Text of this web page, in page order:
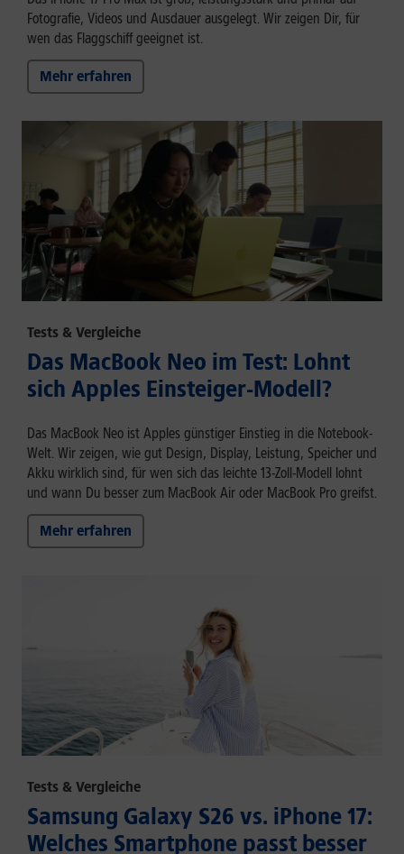
Fotografie, Videos und Ausdauer ausgelegt. Wir zeigen Dir, für
wen das Flaggschiff geeignet ist.
Mehr erfahren
Tests & Vergleiche
Das MacBook Neo im Test: Lohnt
sich Apples Einsteiger-Modell?
Das MacBook Neo ist Apples günstiger Einstieg in die Notebook-
Welt. Wir zeigen, wie gut Design, Display, Leistung, Speicher und
Akku wirklich sind, für wen sich das leichte 13-Zoll-Modell lohnt
und wann Du besser zum MacBook Air oder MacBook Pro greifst.
Mehr erfahren
Tests & Vergleiche
Samsung Galaxy S26 vs. iPhone 17:
Welches Smartphone passt besser